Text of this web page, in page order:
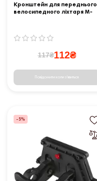
Кронштейн для переднього
велосипедного ліхтаря M-
117₴112₴
Повідомити коли з'явиться
-5%